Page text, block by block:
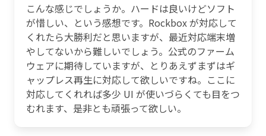
こんな感じでしょうか。ハードは良いけどソフト
が惜しい、という感想です。Rockbox が対応して
くれたら大勝利だと思いますが、最近対応端末増
やしてないから難しいでしょう。公式のファーム
ウェアに期待していますが、とりあえずまずはギ
ャップレス再生に対応して欲しいですね。ここに
対応してくれれば多少 UI が使いづらくても目をつ
むれます、是非とも頑張って欲しい。